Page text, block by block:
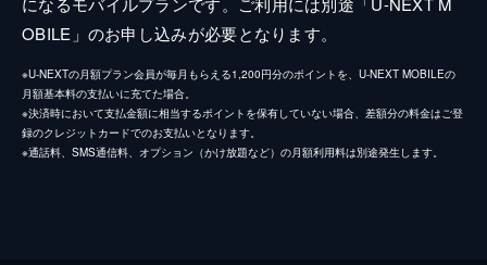
OBILE」のお申し込みが必要となります。
※U-NEXTの月額プラン会員が毎月もらえる1,200円分のポイントを、U-NEXT MOBILEの
月額基本料の支払いに充てた場合。
※決済時において支払金額に相当するポイントを保有していない場合、差額分の料金はご登
録のクレジットカードでのお支払いとなります。
※通話料、SMS通信料、オプション（かけ放題など）の月額利用料は別途発生します。